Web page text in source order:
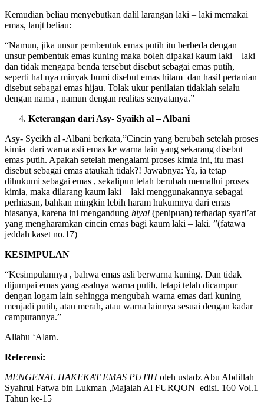
Kemudian beliau menyebutkan dalil larangan laki – laki memakai
emas, lanjt beliau:
“Namun, jika unsur pembentuk emas putih itu berbeda dengan
unsur pembentuk emas kuning maka boleh dipakai kaum laki – laki
dan tidak mengapa benda tersebut disebut sebagai emas putih,
seperti hal nya minyak bumi disebut emas hitam dan hasil pertanian
disebut sebagai emas hijau. Tolak ukur penilaian tidaklah selalu
dengan nama , namun dengan realitas senyatanya.”
Keterangan dari Asy- Syaikh al – Albani
Asy- Syeikh al -Albani berkata,”Cincin yang berubah setelah proses
kimia dari warna asli emas ke warna lain yang sekarang disebut
emas putih. Apakah setelah mengalami proses kimia ini, itu masi
disebut sebagai emas ataukah tidak?! Jawabnya: Ya, ia tetap
dihukumi sebagai emas , sekalipun telah berubah memallui proses
kimia, maka dilarang kaum laki – laki menggunakannya sebagai
perhiasan, bahkan mingkin lebih haram hukumnya dari emas
biasanya, karena ini mengandung hiyal (penipuan) terhadap syari’at
yang mengharamkan cincin emas bagi kaum laki – laki. ”(fatawa
jeddah kaset no.17)
KESIMPULAN
“Kesimpulannya , bahwa emas asli berwarna kuning. Dan tidak
dijumpai emas yang asalnya warna putih, tetapi telah dicampur
dengan logam lain sehingga mengubah warna emas dari kuning
menjadi putih, atau merah, atau warna lainnya sesuai dengan kadar
campurannya.”
Allahu ‘Alam.
Referensi:
MENGENAL HAKEKAT EMAS PUTIHoleh ustadz Abu Abdillah
Syahrul Fatwa bin Lukman ,Majalah Al FURQON edisi. 160 Vol.1
Tahun ke-15